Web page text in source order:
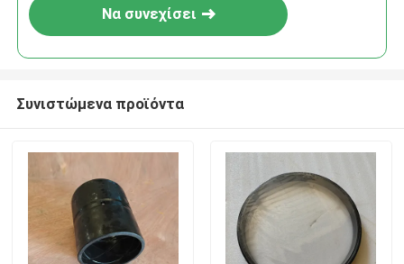
Να συνεχίσει
Συνιστώμενα προϊόντα